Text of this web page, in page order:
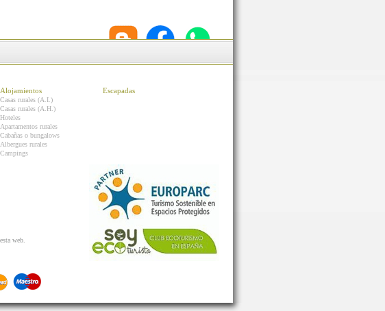
Alojamientos
Casas rurales (A.I.)
Casas rurales (A.H.)
Hoteles
Apartamentos rurales
Cabañas o bungalows
Albergues rurales
Campings
Escapadas
web.